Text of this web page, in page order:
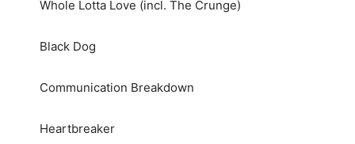
Whole Lotta Love (incl. The Crunge)
Black Dog
Communication Breakdown
Heartbreaker